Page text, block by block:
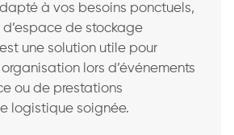
à vos besoins ponctuels,
d’espace de stockage
une solution utile pour
lors d’événements
ou de prestations
logistique soignée.